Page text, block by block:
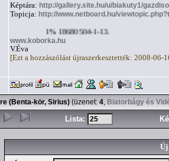
Képtára: http://gallery.site.hu/u/biakuty1/
Topicja: http://www.netboard.hu/
1% 18680504-1-13.
www.koborka.hu
V.Éva
[Ezt a hozzászólást újraszerkesztették: 2008-06-
(Benta-kör, Sirius) (üzenet: 4, Biatorbágy és
Lista:
Új